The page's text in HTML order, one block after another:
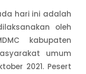
hari ini adalah
oleh
kabupaten
umum
2021. Pesert